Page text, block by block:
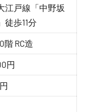
江戸線「中野坂
徒歩11分
階 RC造
円